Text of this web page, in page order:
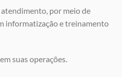
por meio de
informatização e treinamento
suas operações.